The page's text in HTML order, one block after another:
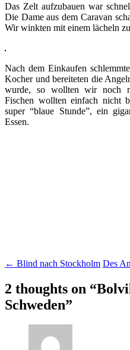
Das Zelt aufzubauen war
Die Dame aus dem Caravan
Wir winkten mit einem lächeln
Nach dem Einkaufen
Kocher und bereiteten die
wurde, so wollten wir noch
Fischen wollten einfach nicht
super “blaue Stunde”, ein
Essen.
Post
navigation
← Blind nach Stockholm Des
2 thoughts on “
Schweden”